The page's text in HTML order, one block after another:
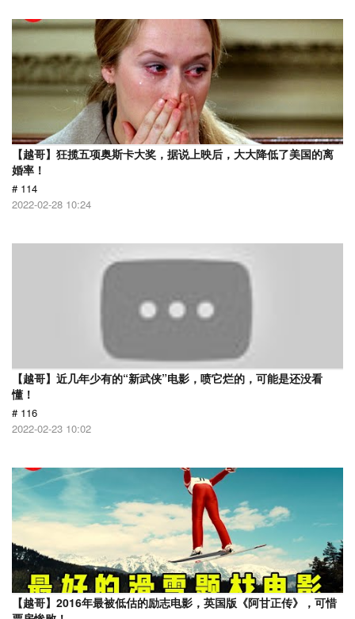
【越哥】狂揽五项奥斯卡大奖，据说上映后，大大降低了美国的离
婚率！
# 114
2022-02-28 10:24
【越哥】近几年少有的“新武侠”电影，喷它烂的，可能是还没看
懂！
# 116
2022-02-23 10:02
【越哥】2016年最被低估的励志电影，英国版《阿甘正传》，可惜